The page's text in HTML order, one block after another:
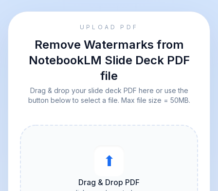
UPLOAD PDF
Remove Watermarks from
NotebookLM Slide Deck PDF
file
Drag & drop your slide deck PDF here or use the
button below to select a file. Max file size = 50MB.
⬆︎
Drag & Drop PDF